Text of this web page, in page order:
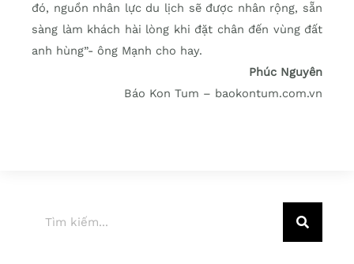
đó, nguồn nhân lực du lịch sẽ được nhân rộng, sẵn
sàng làm khách hài lòng khi đặt chân đến vùng đất
anh hùng”- ông Mạnh cho hay.
Phúc Nguyên
Báo Kon Tum – baokontum.com.vn